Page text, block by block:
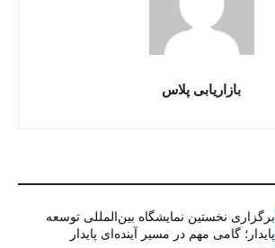
بازاریابی پلاس
برگزاری نخستین نمایشگاه بین‌المللی توسعه
پایدار؛ گامی مهم در مسیر آینده‌ای پایدار